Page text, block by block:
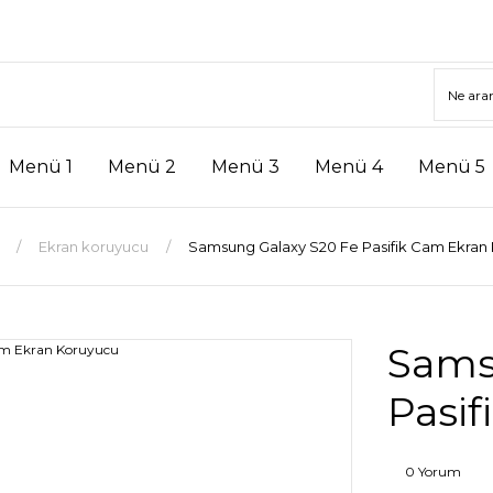
Menü 1 Menü 2 Menü 3 Menü 4 Menü 5
Ekran koruyucu Samsung Galaxy S20 Fe Pasifik Cam
0 Yorum